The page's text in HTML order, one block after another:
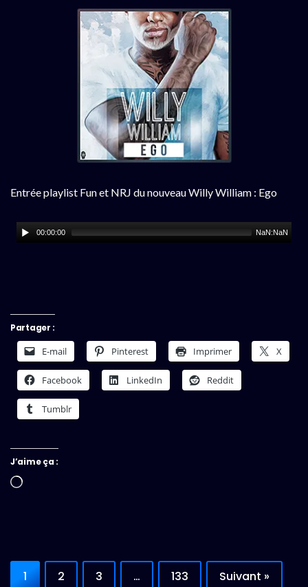
Entrée playlist Fun et NRJ du nouveau Willy William : Ego
00:00:00 NaN:NaN
Partager :
E-mail Pinterest Imprimer X
Facebook LinkedIn Reddit
Tumblr
J’aime ça :
Chargement…
1 2 3 … 133 Suivant »